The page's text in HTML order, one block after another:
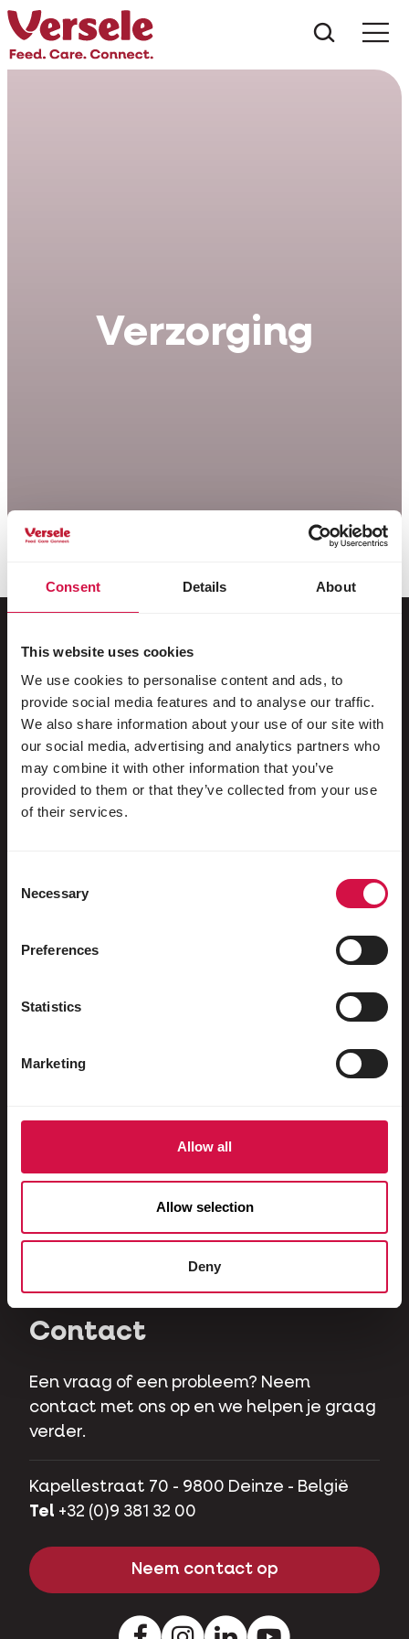
Consent Details About
This website uses cookies
We use cookies to personalise content and ads, to
provide social media features and to analyse our traffic.
We also share information about your use of our site with
our social media, advertising and analytics partners who
may combine it with other information that you’ve
provided to them or that they’ve collected from your use
of their services.
Selection
Necessary
Preferences
Statistics
Marketing
Allow all
Allow selection
Deny
Verzorging
Voor jouw dier
Siervogels
Buitenvogels
Steltlopers & loopvogels
Sierduiven
Fretten
Reptielen
Hoenders
Herbivoren
Contact
Een vraag of een probleem? Neem
contact met ons op en we helpen je graag
verder.
Kapellestraat 70 - 9800 Deinze - België
Tel +32 (0)9 381 32 00
Neem contact op
FacebookInstagramLinkedInYoutube